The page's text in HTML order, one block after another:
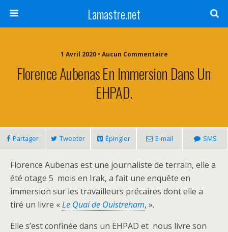
Lamastre.net
1 Avril 2020 • Aucun Commentaire
Florence Aubenas En Immersion Dans Un
EHPAD.
Partager Tweeter Épingler E-mail SMS
Florence Aubenas est une journaliste de terrain, elle a
été otage 5 mois en Irak, a fait une enquête en
immersion sur les travailleurs précaires dont elle a
tiré un livre «Le Quai de Ouistreham, ».
Elle s’est confinée dans un EHPAD et nous livre son